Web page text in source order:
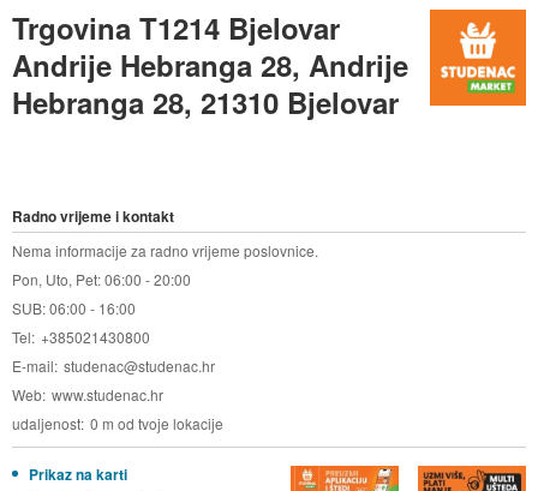
Trgovina T1214 Bjelovar
Andrije Hebranga 28, Andrije
Hebranga 28, 21310 Bjelovar
Radno vrijeme i kontakt
Nema informacije za radno vrijeme poslovnice.
Pon, Uto, Pet: 06:00 - 20:00
SUB: 06:00 - 16:00
Tel +385021430800
E-mail studenac@studenac.hr
Web www.studenac.hr
udaljenost 0 m od tvoje lokacije
Prikaz na karti